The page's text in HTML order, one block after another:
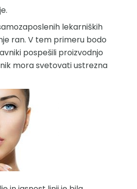
lekarniških
ran. V tem primeru bodo
pospešili proizvodnjo
mora svetovati ustrezna